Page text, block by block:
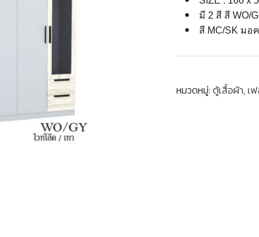
มี 2 สี สี WO/
สี MC/SK มอ
หมวดหมู่:ตู้เสื้อผ้า,เ